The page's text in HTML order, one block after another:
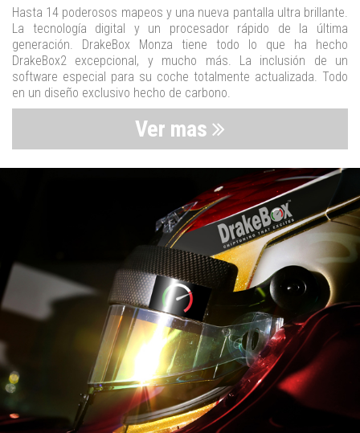
Hasta 14 poderosos mapeos y una nueva pantalla ultra brillante.
La tecnología digital y un procesador rápido de la última
generación. DrakeBox Monza tiene todo lo que ha hecho
DrakeBox2 excepcional, y mucho más. La inclusión de un
software especial para su coche totalmente actualizada. Todo
en un diseño exclusivo hecho de carbono.
Ver mas